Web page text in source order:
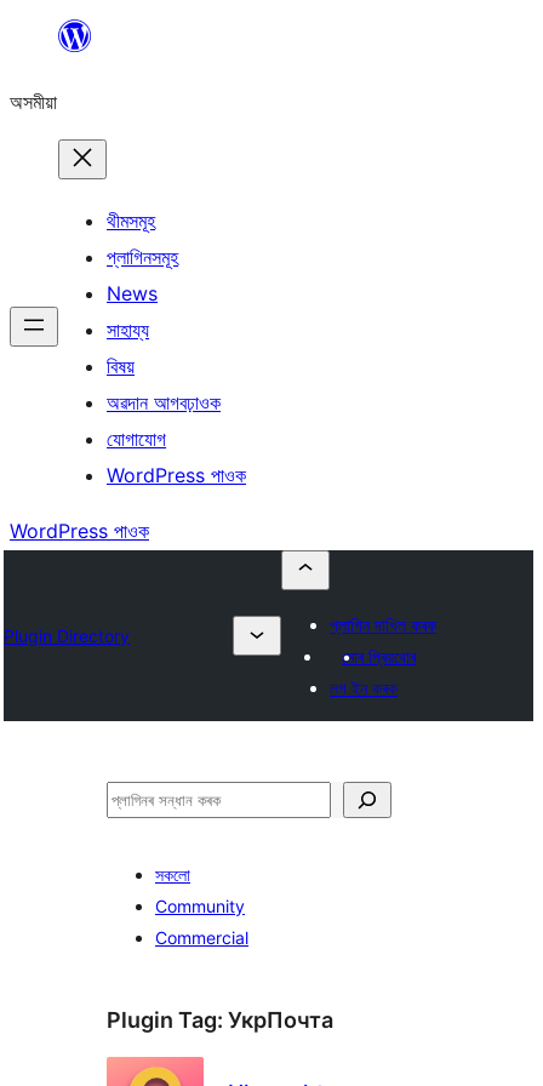
বিষয়বস্তুলৈ
অসমীয়া
থীমসমূহ
প্লাগিনসমূহ
News
সাহায্য
বিষয়
অৱদান আগবঢ়াওক
যোগাযোগ
WordPress পাওক
WordPress পাওক
Plugin Directory
প্লাগিন দাখিল কৰক
মোৰ প্ৰিয়বোৰ
লগ ইন কৰক
সন্ধান
সকলো
Community
Commercial
Plugin Tag: УкрПочта